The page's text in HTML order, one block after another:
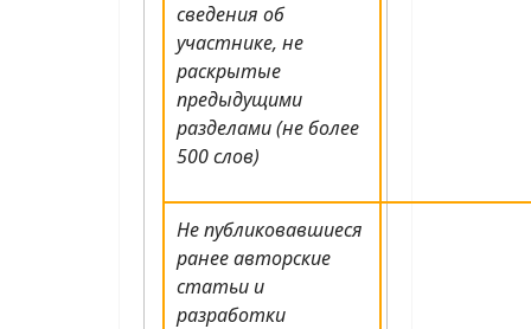
сведения об
участнике, не
раскрытые
предыдущими
разделами (не более
500 слов)
Не публиковавшиеся
ранее авторские
статьи и
разработки